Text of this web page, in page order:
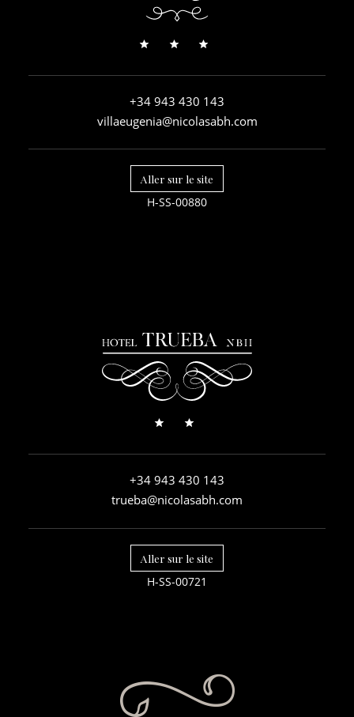
+34 943 430 143
villaeugenia@nicolasabh.com
Aller sur le site
H-SS-00880
+34 943 430 143
trueba@nicolasabh.com
Aller sur le site
H-SS-00721